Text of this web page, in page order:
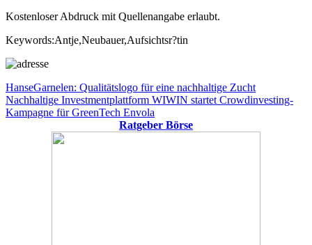
Kostenloser Abdruck mit Quellenangabe erlaubt.
Keywords:Antje,Neubauer,Aufsichtsr?tin
Beitragsnavigation
Vorheriger
Beitrag:
HanseGarnelen: Qualitätslogo für eine nachhaltige Zucht
Nächster
Beitrag:
Nachhaltige Investmentplattform WIWIN startet Crowdinvesting-
Kampagne für GreenTech Envola
Ratgeber Börse